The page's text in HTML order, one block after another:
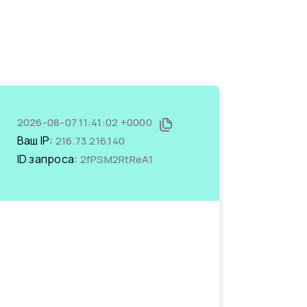
2026-08-07 11:41:02 +0000
Ваш IP: 216.73.216.140
ID запроса: 2fPSM2RtReA1